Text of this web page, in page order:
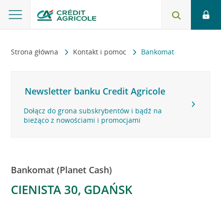
Strona główna Kontakt i pomoc Bankomat
Newsletter banku Credit Agricole
Dołącz do grona subskrybentów i bądź na
bieżąco z nowościami i promocjami
Bankomat (Planet Cash)
CIENISTA 30, GDAŃSK